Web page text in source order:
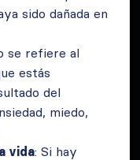
sido dañada en
se refiere al
estás
del
miedo,
vida: Si hay